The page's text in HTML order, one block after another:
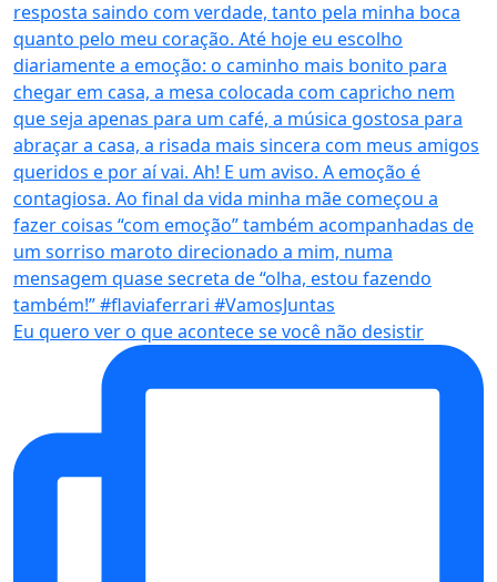
Eu quero ver o que acontece se você não desistir